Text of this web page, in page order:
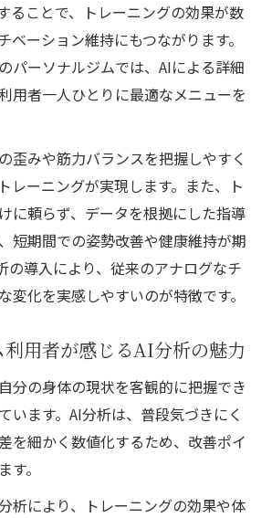
ることで、トレーニングの効果が数
ベーション維持にもつながります。
パーソナルジムでは、AIによる詳細
用者一人ひとりに最適なメニューを
歪みや筋力バランスを把握しやすく
レーニングが実現します。また、ト
に頼らず、データを根拠にした指導
短期間での姿勢改善や健康維持が期
の導入により、従来のアナログなチ
変化を実感しやすいのが特徴です。
利用者が感じるAI分析の魅力
分の身体の現状を客観的に把握でき
います。AI分析は、普段気づきにく
を細かく数値化するため、改善ポイ
す。
析により、トレーニングの効果や体